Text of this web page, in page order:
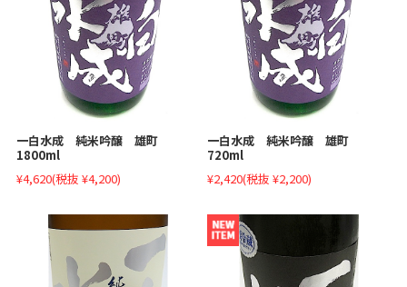
一白水成 純米吟醸 雄町
1800ml
¥4,620(税抜 ¥4,200)
一白水成 純米吟醸 雄町
720ml
¥2,420(税抜 ¥2,200)